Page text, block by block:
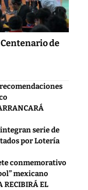
de
serie de
por Lotería
conmemorativo
mexicano
RECIBIRÁ EL